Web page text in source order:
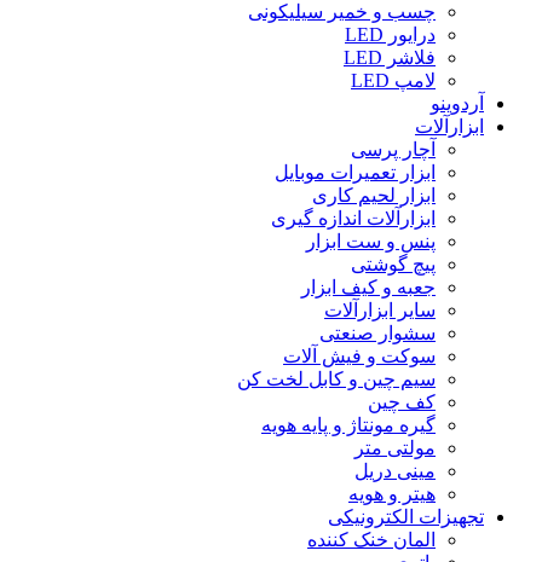
چسب و خمیر سیلیکونی
درایور LED
فلاشر LED
لامپ LED
آردوینو
ابزارآلات
آچار پرسی
ابزار تعمیرات موبایل
ابزار لحیم کاری
ابزارآلات اندازه گیری
پنس و ست ابزار
پیچ گوشتی
جعبه و کیف ابزار
سایر ابزارآلات
سشوار صنعتی
سوکت و فیش آلات
سیم چین و کابل لخت کن
کف چین
گیره مونتاژ و پایه هویه
مولتی متر
مینی دریل
هیتر و هویه
تجهیزات الکترونیکی
المان خنک کننده